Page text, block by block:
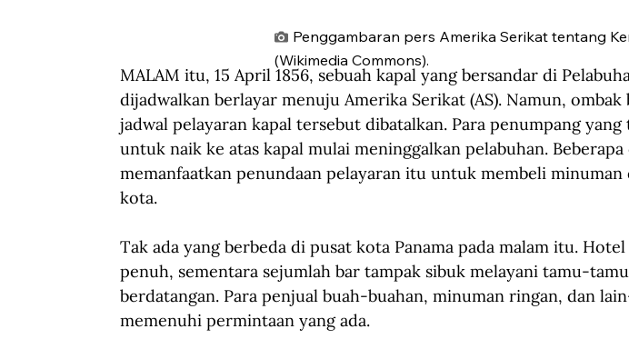
Penggambaran pers Amerika Serikat tentang
(Wikimedia Commons).
MALAM itu, 15 April 1856, sebuah kapal yang bersandar di
dijadwalkan berlayar menuju Amerika Serikat (AS). Namun, ombak
jadwal pelayaran kapal tersebut dibatalkan. Para penumpang
untuk naik ke atas kapal mulai meninggalkan pelabuhan.
memanfaatkan penundaan pelayaran itu untuk membeli minuman
kota.
Tak ada yang berbeda di pusat kota Panama pada malam itu.
penuh, sementara sejumlah bar tampak sibuk melayani tamu-
berdatangan. Para penjual buah-buahan, minuman ringan, dan
memenuhi permintaan yang ada.